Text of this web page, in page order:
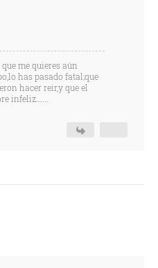
me quieres aún
has pasado fatal;que
hacer reir,y que el
infeliz......